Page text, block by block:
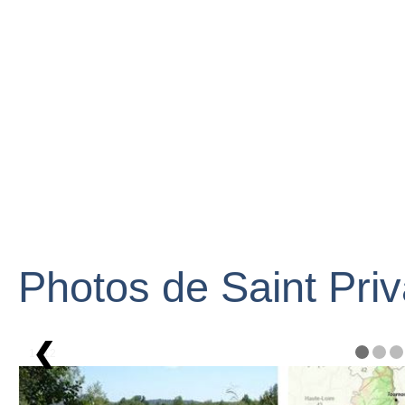
Photos de Saint
1 / 12
❮